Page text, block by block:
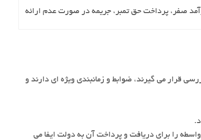
صفر، پرداخت حق تمبر، جریمه در صورت عدم ارائه
قرار می گیرند، ضوابط و زمانبندی ویژه ای دارند و
را برای دریافت و پرداخت آن به دولت ایفا می